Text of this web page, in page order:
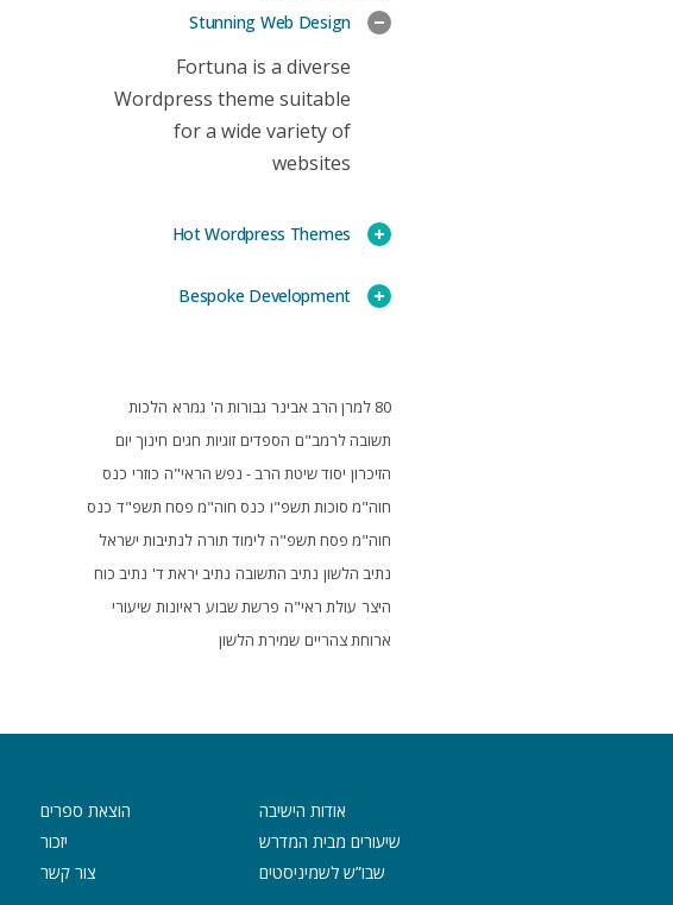
Stunning Web Design
Fortuna is a diverse
Wordpress theme suitable
for a wide variety of
websites
Hot Wordpress Themes
Bespoke Development
80 למרן הרב אבינר גבורות ה' גמרא הלכות
תשובה לרמב"ם הספדים זוגיות חגים חינוך יום
הזיכרון יסוד שיטת הרב - נפש הראי"ה כוזרי כנס
חוה"מ סוכות תשפ"ו כנס חוה"מ פסח תשפ"ד כנס
חוה"מ פסח תשפ"ה לימוד תורה לנתיבות ישראל
נתיב הלשון נתיב התשובה נתיב יראת ד' נתיב כוח
היצר עולת ראי"ה פרשת שבוע ראיונות שיעורי
ארוחת צהריים שמירת הלשון
אודות הישיבה
שיעורים מבית המדרש
שבו”ש לשמיניסטים
הוצאת ספרים
יזכור
צור קשר